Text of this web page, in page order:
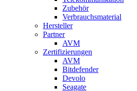
Zubehör
Verbrauchsmaterial
Hersteller
Partner
AVM
Zertifizierungen
AVM
Bitdefender
Devolo
Seagate